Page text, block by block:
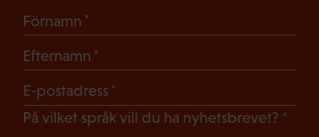
Förnamn
Efternamn
E-postadress
På vilket språk vill du ha nyhetsbrevet?